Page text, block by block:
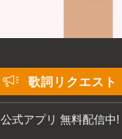
歌詞リクエスト
公式アプリ 無料配信中!